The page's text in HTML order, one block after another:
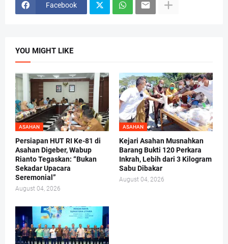
Facebook
YOU MIGHT LIKE
ASAHAN
Persiapan HUT RI Ke-81 di
Asahan Digeber, Wabup
Rianto Tegaskan: “Bukan
Sekadar Upacara
Seremonial”
August 04, 2026
ASAHAN
Kejari Asahan Musnahkan
Barang Bukti 120 Perkara
Inkrah, Lebih dari 3 Kilogram
Sabu Dibakar
August 04, 2026